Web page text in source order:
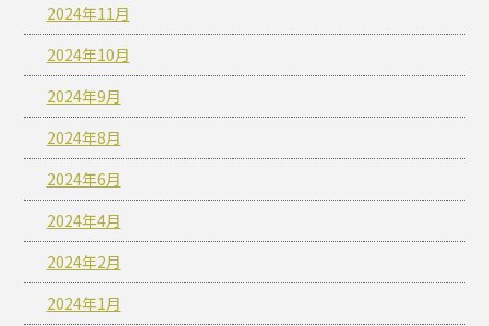
2024年11月
2024年10月
2024年9月
2024年8月
2024年6月
2024年4月
2024年2月
2024年1月